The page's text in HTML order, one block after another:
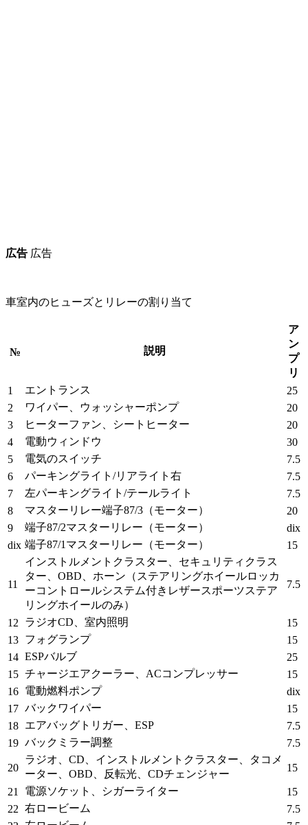
広告 広告
車室内のヒューズとリレーの割り当て
№ 説明
ア
ン
プ
リ
1
エントランス
25
2
ワイパー、ウォッシャーポンプ
20
3
ヒーターファン、シートヒーター
20
4
電動ウィンドウ
30
5
電気のスイッチ
7.5
6
パーキングライト/リアライト右
7.5
7
左パーキングライト/テールライト
7.5
8
マスターリレー端子87/3（モーター）
20
9
端子87/2マスターリレー（モーター）
dix
dix 端子87/1マスターリレー（モーター） 15
11
インストルメントクラスター、セキュリティクラス
ター、OBD、ホーン（ステアリングホイールロッカ
ーコントロールシステム付きレザースポーツステア
リングホイールのみ）
7.5
12 ラジオCD、室内照明
15
13 フォグランプ
15
14 ESPバルブ
25
15 チャージエアクーラー、ACコンプレッサー
15
16 電動燃料ポンプ
dix
17 バックワイパー
15
18 エアバッグトリガー、ESP
7.5
19 バックミラー調整 7.5
20
ラジオ、CD、インストルメントクラスター、タコメ
ーター、OBD、反転光、CDチェンジャー
15
21 電源ソケット、シガーライター
15
22 右ロービーム
7.5